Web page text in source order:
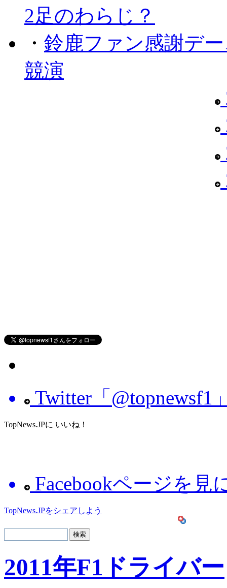
2足のわらじ？
・ 鈴鹿ファン感謝デ
競演
Twitter「@topnewsf1
TopNews.JPに いいね！
Facebookページを見
TopNews.JPをシェアしよう
2011年F1ドライバー